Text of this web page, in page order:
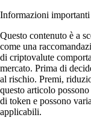
Informazioni importanti
Questo contenuto è a
come una
di criptovalute
mercato. Prima di
al rischio. Premi,
questo articolo
di token e possono
applicabili.